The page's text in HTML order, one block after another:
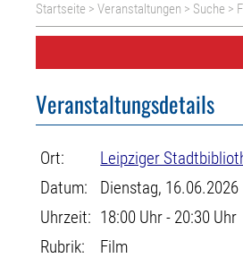
Startseite >Veranstaltungen > Suche >
Veranstaltungsdetails
Ort: Leipziger
Datum:
Dienstag, 16.06.2026
Uhrzeit: 18:00 Uhr - 20:30 Uhr
Rubrik:
Film